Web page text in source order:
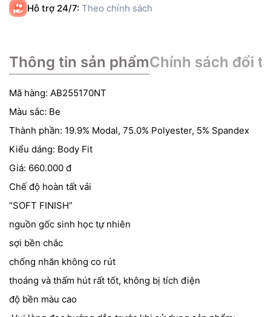
Hỗ trợ 24/7: Theo chính sách
Thông tin sản phẩmChính sách đổi
Mã hàng: AB255170NT
Màu sắc: Be
Thành phần: 19.9% Modal, 75.0% Polyester, 5% Spandex
Kiểu dáng: Body Fit
Giá: 660.000 đ
Chế độ hoàn tất vải
“SOFT FINISH”
nguồn gốc sinh học tự nhiên
sợi bền chắc
chống nhăn không co rút
thoáng và thấm hút rất tốt, không bị tích điện
độ bền màu cao